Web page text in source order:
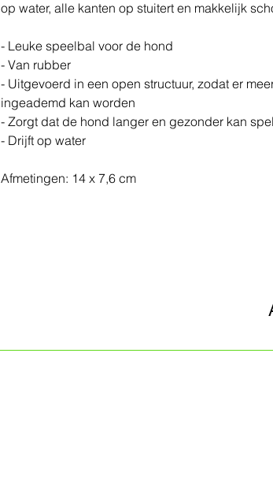
op water, alle kanten op stuitert en makkelijk
- Leuke speelbal voor de hond
- Van rubber
- Uitgevoerd in een open structuur, zodat er
ingeademd kan worden
- Zorgt dat de hond langer en gezonder kan
- Drijft op water
Afmetingen: 14 x 7,6 cm